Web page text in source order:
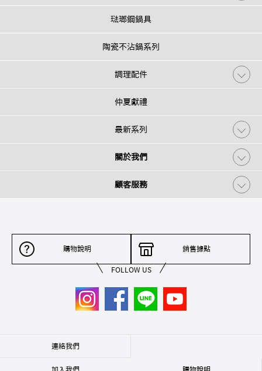
琺瑯鋼鍋具
陶瓷不沾鍋系列
調理配件
仲夏獻禮
最新系列
關於我們
顧客服務
購物說明 銷售據點
FOLLOW US
連絡我們
加入我們 購物說明